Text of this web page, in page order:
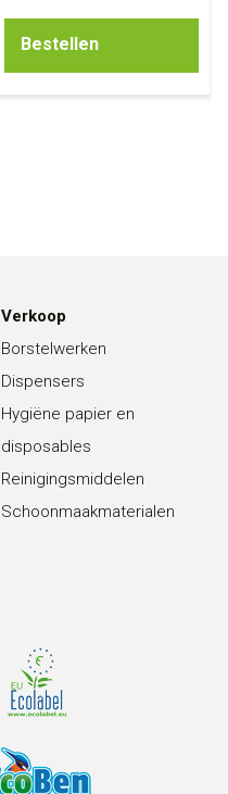
Bestellen
Verkoop
Borstelwerken
Dispensers
Hygiëne papier en
disposables
Reinigingsmiddelen
Schoonmaakmaterialen